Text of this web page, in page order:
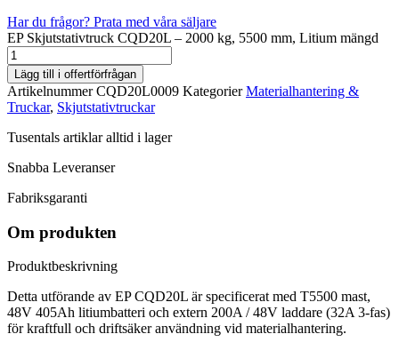
Har du frågor? Prata med våra säljare
EP Skjutstativtruck CQD20L – 2000 kg, 5500 mm, Litium mängd
Lägg till i offertförfrågan
ArtikelnummerCQD20L0009 Kategorier Materialhantering &
Truckar, Skjutstativtruckar
Tusentals artiklar alltid i lager
Snabba Leveranser
Fabriksgaranti
Om produkten
Produktbeskrivning
Detta utförande av EP CQD20L är specificerat med T5500 mast,
48V 405Ah litiumbatteri och extern 200A / 48V laddare (32A 3-fas)
för kraftfull och driftsäker användning vid materialhantering.